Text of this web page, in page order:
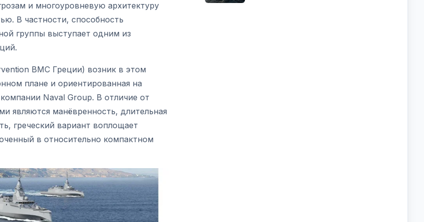
и многоуровневую архитектуру
В частности, способность
группы выступает одним из
ВМС Греции) возник в этом
плане и ориентированная на
Naval Group. В отличие от
являются манёвренность, длительная
греческий вариант воплощает
в относительно компактном